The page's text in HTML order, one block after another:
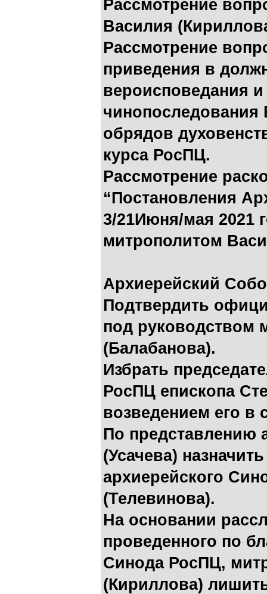
Рассмотрение
Василия
Рассмотрение
приведения в
вероисповедания
чинопоследования
обрядов
курса РосПЦ.
Рассмотрение
“Постановления
3/21Июня/мая 2021
митрополитом
Архиерейский
Подтвердить
под руководством
(Балабанова).
Избрать
РосПЦ епископа
возведением его в
По представлению
(Усачева)
архиерейского
(Телевинова).
На основании
проведенного по
Синода РосПЦ,
(Кириллова)